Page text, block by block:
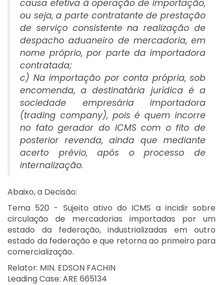
causa efetiva à operação de importação,
ou seja, a parte contratante de prestação
de serviço consistente na realização de
despacho aduaneiro de mercadoria, em
nome próprio, por parte da importadora
contratada;
c) Na importação por conta própria, sob
encomenda, a destinatária jurídica é a
sociedade empresária importadora
(trading company), pois é quem incorre
no fato gerador do ICMS com o fito de
posterior revenda, ainda que mediante
acerto prévio, após o processo de
internalização.
Abaixo, a Decisão:
Tema 520 - Sujeito ativo do ICMS a incidir sobre
circulação de mercadorias importadas por um
estado da federação, industrializadas em outro
estado da federação e que retorna ao primeiro para
comercialização.
Relator: MIN. EDSON FACHIN
Leading Case: ARE 665134